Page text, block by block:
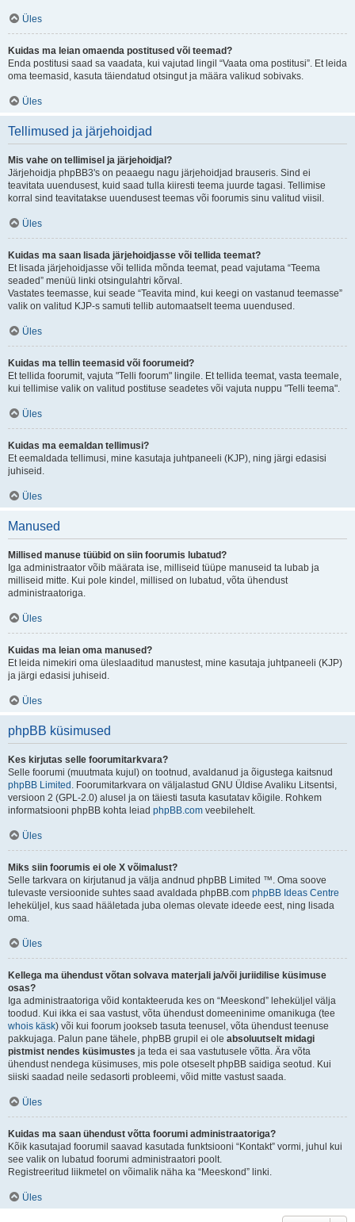
Üles
Kuidas ma leian omaenda postitused või teemad?
Enda postitusi saad sa vaadata, kui vajutad lingil “Vaata oma postitusi”. Et leida
oma teemasid, kasuta täiendatud otsingut ja määra valikud sobivaks.
Üles
Tellimused ja järjehoidjad
Mis vahe on tellimisel ja järjehoidjal?
Järjehoidja phpBB3's on peaaegu nagu järjehoidjad brauseris. Sind ei
teavitata uuendusest, kuid saad tulla kiiresti teema juurde tagasi. Tellimise
korral sind teavitatakse uuendusest teemas või foorumis sinu valitud viisil.
Üles
Kuidas ma saan lisada järjehoidjasse või tellida teemat?
Et lisada järjehoidjasse või tellida mõnda teemat, pead vajutama “Teema
seaded” menüü linki otsingulahtri kõrval.
Vastates teemasse, kui seade “Teavita mind, kui keegi on vastanud teemasse”
valik on valitud KJP-s samuti tellib automaatselt teema uuendused.
Üles
Kuidas ma tellin teemasid või foorumeid?
Et tellida foorumit, vajuta "Telli foorum" lingile. Et tellida teemat, vasta teemale,
kui tellimise valik on valitud postituse seadetes või vajuta nuppu "Telli teema".
Üles
Kuidas ma eemaldan tellimusi?
Et eemaldada tellimusi, mine kasutaja juhtpaneeli (KJP), ning järgi edasisi
juhiseid.
Üles
Manused
Millised manuse tüübid on siin foorumis lubatud?
Iga administraator võib määrata ise, milliseid tüüpe manuseid ta lubab ja
milliseid mitte. Kui pole kindel, millised on lubatud, võta ühendust
administraatoriga.
Üles
Kuidas ma leian oma manused?
Et leida nimekiri oma üleslaaditud manustest, mine kasutaja juhtpaneeli (KJP)
ja järgi edasisi juhiseid.
Üles
phpBB küsimused
Kes kirjutas selle foorumitarkvara?
Selle foorumi (muutmata kujul) on tootnud, avaldanud ja õigustega kaitsnud
phpBB Limited . Foorumitarkvara on väljalastud GNU Üldise Avaliku Litsentsi,
versioon 2 (GPL-2.0) alusel ja on täiesti tasuta kasutatav kõigile. Rohkem
informatsiooni phpBB kohta leiad phpBB.com veebilehelt.
Üles
Miks siin foorumis ei ole X võimalust?
Selle tarkvara on kirjutanud ja välja andnud phpBB Limited ™. Oma soove
tulevaste versioonide suhtes saad avaldada phpBB.com phpBB Ideas Centre
leheküljel, kus saad hääletada juba olemas olevate ideede eest, ning lisada
oma.
Üles
Kellega ma ühendust võtan solvava materjali ja/või juriidilise küsimuse
osas?
Iga administraatoriga võid kontakteeruda kes on “Meeskond” leheküljel välja
toodud. Kui ikka ei saa vastust, võta ühendust domeeninime omanikuga (tee
whois käsk) või kui foorum jookseb tasuta teenusel, võta ühendust teenuse
pakkujaga. Palun pane tähele, phpBB grupil ei ole absoluutselt midagi
pistmist nendes küsimustes ja teda ei saa vastutusele võtta. Ära võta
ühendust nendega küsimuses, mis pole otseselt phpBB saidiga seotud. Kui
siiski saadad neile sedasorti probleemi, võid mitte vastust saada.
Üles
Kuidas ma saan ühendust võtta foorumi administraatoriga?
Kõik kasutajad foorumil saavad kasutada funktsiooni “Kontakt” vormi, juhul kui
see valik on lubatud foorumi administraatori poolt.
Registreeritud liikmetel on võimalik näha ka “Meeskond” linki.
Üles